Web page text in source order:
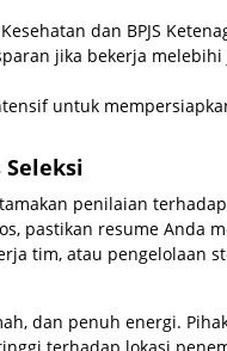
dan BPJS
jika bekerja melebihi
untuk
penilaian
pastikan resume Anda
tim, atau pengelolaan
dan penuh energi.